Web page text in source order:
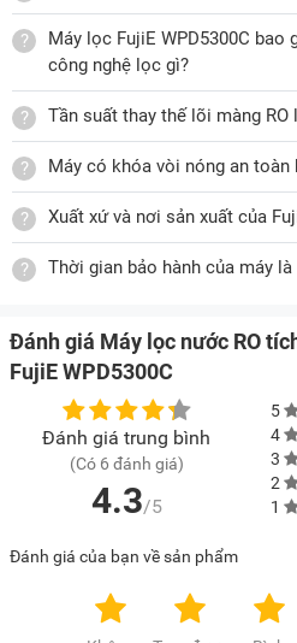
C để người dùng giải khát
nóng.
Máy lọc nước này còn có công
vòi nước lạnh rất tiện lợi khi sử
Thiết bị này vận hành với công
thể cung cấp 5 lít nước nóng
là 85W kế hợp công nghệ làm
lạnh sâu, tạo 2 lít nước lạnh
công suất lọc nước là 10 lít/giờ
chờ đợi lâu mà luôn có nước
phục vụ nhu cầu sử dụng.
Sản phẩm sử dụng hệ thống lọc
Máy lọc FujiE WPD5300C bao
công nghệ lọc gì?
Tần suất thay thế lõi màng RO
Máy có khóa vòi nóng an toàn
Xuất xứ và nơi sản xuất của
Thời gian bảo hành của máy là
Đánh giá Máy lọc nước RO
FujiE WPD5300C
Đánh giá trung bình
(Có 6 đánh giá)
4.3/5
5
4
3
2
1
Đánh giá của bạn về sản phẩm